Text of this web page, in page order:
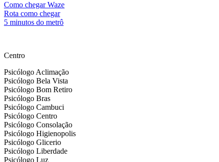
Como chegar Waze
Rota como chegar
5 minutos do metrô
Centro
Psicólogo Aclimação
Psicólogo Bela Vista
Psicólogo Bom Retiro
Psicólogo Bras
Psicólogo Cambuci
Psicólogo Centro
Psicólogo Consolação
Psicólogo Higienopolis
Psicólogo Glicerio
Psicólogo Liberdade
Psicólogo Luz